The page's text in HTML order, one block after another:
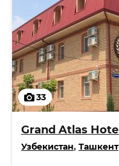
33
Grand Atlas Hotel
Узбекистан, Ташкент